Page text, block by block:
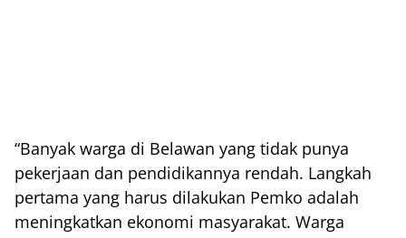
“Banyak warga di Belawan yang tidak punya
pekerjaan dan pendidikannya rendah. Langkah
pertama yang harus dilakukan Pemko adalah
meningkatkan ekonomi masyarakat. Warga